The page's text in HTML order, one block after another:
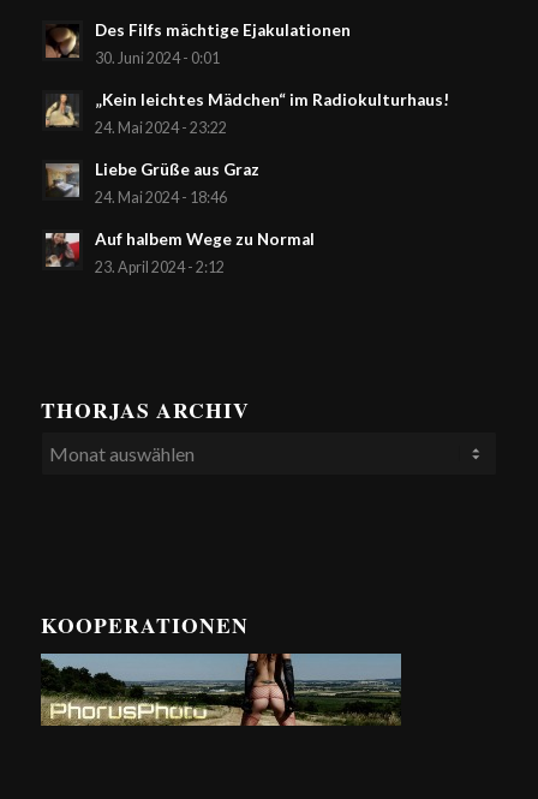
Des Filfs mächtige Ejakulationen
30. Juni 2024 - 0:01
„Kein leichtes Mädchen“ im Radiokulturhaus!
24. Mai 2024 - 23:22
Liebe Grüße aus Graz
24. Mai 2024 - 18:46
Auf halbem Wege zu Normal
23. April 2024 - 2:12
THORJAS ARCHIV
KOOPERATIONEN